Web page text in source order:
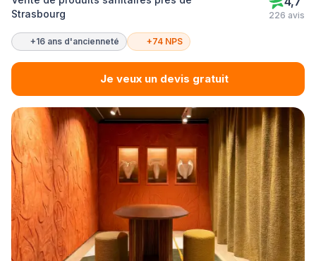
Strasbourg
226 avis
+16 ans d'ancienneté +74 NPS
Je veux un devis gratuit